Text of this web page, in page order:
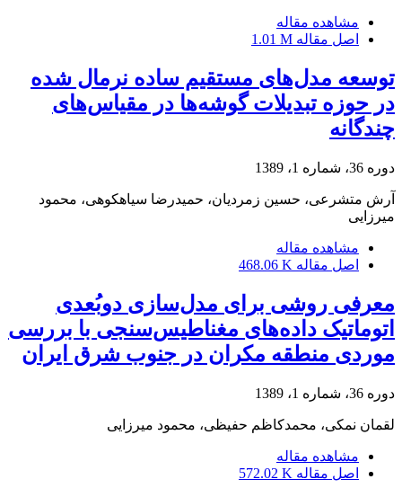
مشاهده مقاله
اصل مقاله 1.01 M
توسعه مدل‌های مستقیم ساده نرمال شده
در حوزه تبدیلات گوشه‌ها در مقیاس‌های
چندگانه
دوره 36، شماره 1، 1389
آرش متشرعی، حسین زمردیان، حمیدرضا سیاهکوهی، محمود
میرزایی
مشاهده مقاله
اصل مقاله 468.06 K
معرفی روشی برای مدل‌سازی دوبُعدی
اتوماتیک داده‌های مغناطیس‌سنجی با بررسی
موردی منطقه مکران در جنوب شرق ایران
دوره 36، شماره 1، 1389
لقمان نمکی، محمدکاظم حفیظی، محمود میرزایی
مشاهده مقاله
اصل مقاله 572.02 K